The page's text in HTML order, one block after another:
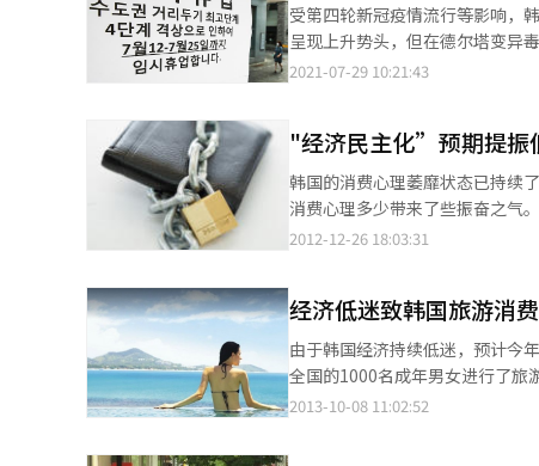
受第四轮新冠疫情流行等影响，
呈现上升势头，但在德尔塔变异毒株扩散
增长率展望上调至4%，此后相继
彻底控制，面对面的服务业、个体户和商贩将首当其冲遭
动向调查》报告显示，7月消费
消费心理的影响程度要小于前三
下降31.5点，第二轮（2020年9月）环比
市内一家商铺贴出临时停业公告。 【图片提供 韩联社】 韩国银行经
一定程度上阻止消费指数大幅下降。 ▲房价、物价风险犹存 和波动的消费心理形成对比的，是韩国不断
和房价。国际货币基金组织（
息，标准普尔（S&P）房价指数
的最高纪录。 韩国国民银行7月发布的月度住房价格动向统计数据显示，今年上半年全国住房价格上升9.97%，已经
超过去年全年涨幅，其中首都城
2021-07-29 10:21:43
"经济民主化”预期提振
韩国的消费心理萎靡状态已持续
消费心理多少带来了些振奋之气
示，本月指数维持在和上月相同
了1点；家庭收入预期CSI和消费
知的现在经济判断CSI，从66小
点跃至85点，就业机会预期CSI
点的升高，至104点。现在家庭
于新政府在经济民主化方面的努
2012-12-26 18:03:31
经济低迷致韩国旅游消
由于韩国经济持续低迷，预计今
全国的1000名成年男女进行了旅
往海外旅游的CSI指数为91分。
2013-10-08 11:02:52